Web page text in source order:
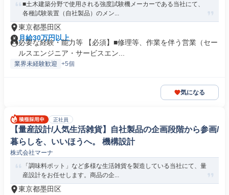
■土木建築分野で使用される強度試験機メーカーである当社にて、
各種試験装置（自社製品）のメン...
東京都墨田区
月給30万円以上
必要な経験・能力等 【必須】■修理等、作業を伴う営業（セー
ルスエンジニア・サービスエン...
業界未経験歓迎 +5個
気になる
正社員
【量産設計/人気生活雑貨】自社製品の企画段階から参画/
暮らしを、いいほうへ。 機構設計
株式会社マーナ
「調味料ポット」など多様な生活雑貨を製造している当社にて、量
産設計をお任せします。商品の企...
東京都墨田区